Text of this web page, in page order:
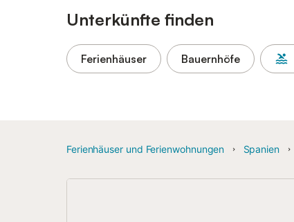
Unterkünfte finden
Ferienhäuser Bauernhöfe
Ferienhäuser und Ferienwohnungen Spanien